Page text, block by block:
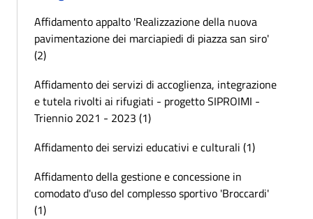
Affidamento appalto 'Realizzazione della nuova
pavimentazione dei marciapiedi di piazza san siro'
(2)
Affidamento dei servizi di accoglienza, integrazione
e tutela rivolti ai rifugiati - progetto SIPROIMI -
Triennio 2021 - 2023 (1)
Affidamento dei servizi educativi e culturali (1)
Affidamento della gestione e concessione in
comodato d'uso del complesso sportivo 'Broccardi'
(1)